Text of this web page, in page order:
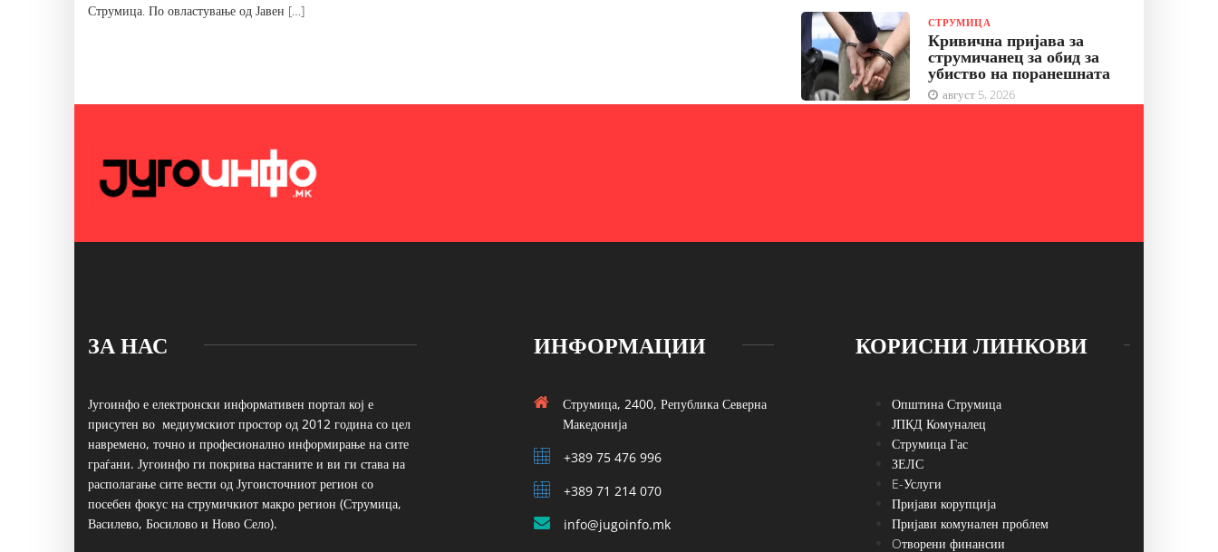
Струмица. По овластување од Јавен […]
СТРУМИЦА
Кривична пријава за
струмичанец за обид за
убиство на поранешната
август 5, 2026
ЗА НАС
Југоинфо е електронски информативен портал кој е
присутен во медиумскиот простор од 2012 година со цел
навремено, точно и професионално информирање на сите
граѓани. Југоинфо ги покрива настаните и ви ги става на
располагање сите вести од Југоисточниот регион со
посебен фокус на струмичкиот макро регион (Струмица,
Василево, Босилово и Ново Село).
ИНФОРМАЦИИ
Струмица, 2400, Република Северна
Македонија
+389 75 476 996
+389 71 214 070
info@jugoinfo.mk
КОРИСНИ ЛИНКОВИ
Општина Струмица
ЈПКД Комуналец
Струмица Гас
ЗЕЛС
E-Услуги
Пријави корупција
Пријави комунален проблем
Oтворени финансии